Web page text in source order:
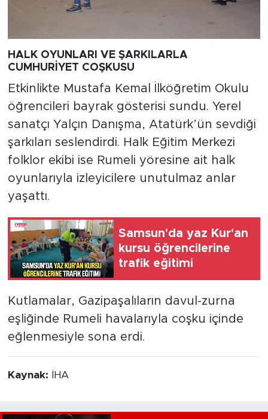
HALK OYUNLARI VE ŞARKILARLA
CUMHURİYET COŞKUSU
Etkinlikte Mustafa Kemal İlköğretim Okulu
öğrencileri bayrak gösterisi sundu. Yerel
sanatçı Yalçın Danışma, Atatürk’ün sevdiği
şarkıları seslendirdi. Halk Eğitim Merkezi
folklor ekibi ise Rumeli yöresine ait halk
oyunlarıyla izleyicilere unutulmaz anlar
yaşattı.
Samsun'da yaz Kur'an
kursu öğrencilerine
trafik eğitimi
Kutlamalar, Gazipaşalıların davul-zurna
eşliğinde Rumeli havalarıyla coşku içinde
eğlenmesiyle sona erdi.
Kaynak: İHA